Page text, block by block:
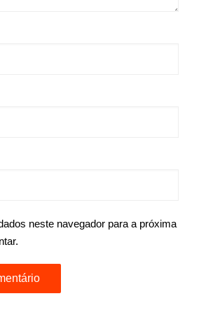
neste navegador para a próxima